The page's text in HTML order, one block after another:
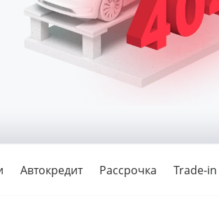
Автокредит Рассрочка Trade-in